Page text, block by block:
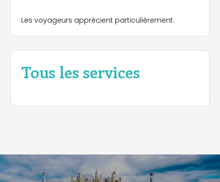
Les voyageurs apprécient particulièrement:
Tous les services